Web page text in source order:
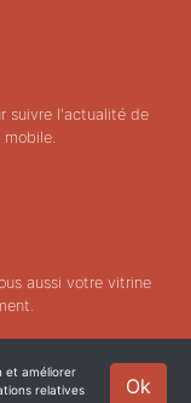
suivre l'actualité de
aussi votre vitrine
réservés. Ok
et améliorer
relatives